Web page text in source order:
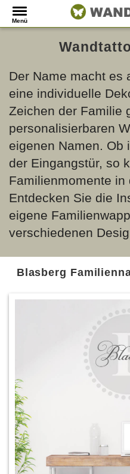
Menü
Der Name macht es
eine individuelle
Zeichen der Familie
personalisierbaren
eigenen Namen. Ob
der Eingangstür, so
Familienmomente in
Entdecken Sie die
eigene
verschiedenen
Blasberg